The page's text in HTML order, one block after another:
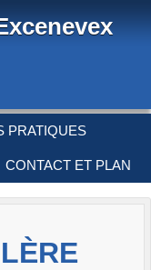
PRATIQUES
CONTACT ET PLAN